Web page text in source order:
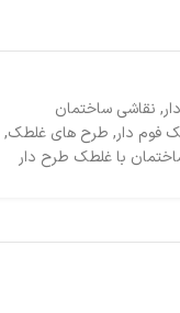
, نقاشی ساختمان
فوم دار, طرح های غلطک,
با غلطک طرح دار